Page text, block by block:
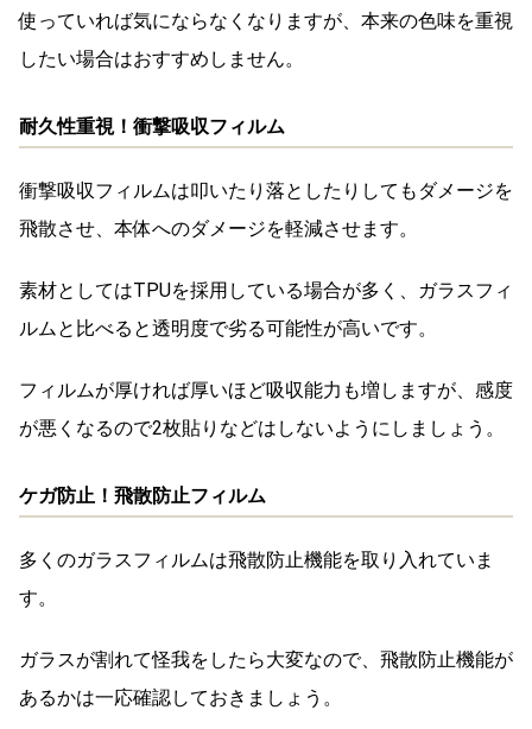
使っていれば気にならなくなりますが、本来の色味を重視
したい場合はおすすめしません。
耐久性重視！衝撃吸収フィルム
衝撃吸収フィルムは叩いたり落としたりしてもダメージを
飛散させ、本体へのダメージを軽減させます。
素材としてはTPUを採用している場合が多く、ガラスフィ
ルムと比べると透明度で劣る可能性が高いです。
フィルムが厚ければ厚いほど吸収能力も増しますが、感度
が悪くなるので2枚貼りなどはしないようにしましょう。
ケガ防止！飛散防止フィルム
多くのガラスフィルムは飛散防止機能を取り入れていま
す。
ガラスが割れて怪我をしたら大変なので、飛散防止機能が
あるかは一応確認しておきましょう。